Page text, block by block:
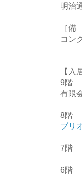
明治
［備
コン
【入
9階
有限
8階
ブリ
7階
6階